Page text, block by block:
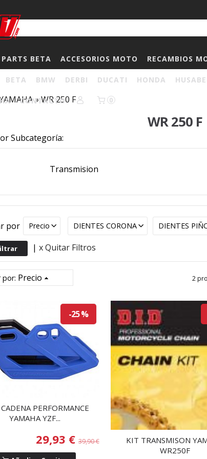
BETA ACCESORIOS MOTO RECAMBIOS
BETA BMW DERBI DUCATI HONDA
CONTACTO 0
»WR 250 F
WR 250 F
Subcategoría:
Transmision
por Precio DIENTES CORONA DIENTES
| x Quitar Filtros
por: Precio 2
-25 %
PERFORMANCE
YAMAHA YZF...
29,93 €39,90 €
KIT TRANSMISON
WR250F